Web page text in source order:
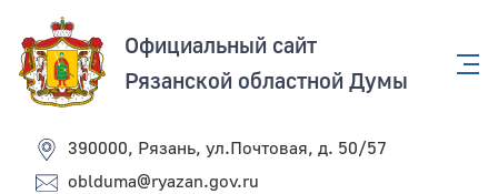
Официальный сайт
Рязанской областной Думы
390000, Рязань, ул.Почтовая, д. 50/57
oblduma@ryazan.gov.ru